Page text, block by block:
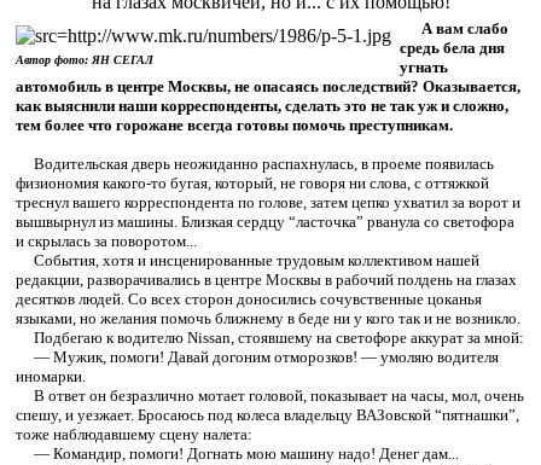
Автор фото: ЯН СЕГАЛ
А вам слабо
средь бела дня
угнать
автомобиль в центре Москвы, не опасаясь последствий? Оказывается,
как выяснили наши корреспонденты, сделать это не так уж и сложно,
тем более что горожане всегда готовы помочь преступникам.
Водительская дверь неожиданно распахнулась, в проеме появилась
физиономия какого-то бугая, который, не говоря ни слова, с оттяжкой
треснул вашего корреспондента по голове, затем цепко ухватил за ворот и
вышвырнул из машины. Близкая сердцу “ласточка” рванула со светофора
и скрылась за поворотом...
События, хотя и инсценированные трудовым коллективом нашей
редакции, разворачивались в центре Москвы в рабочий полдень на глазах
десятков людей. Со всех сторон доносились сочувственные цоканья
языками, но желания помочь ближнему в беде ни у кого так и не возникло.
Подбегаю к водителю Nissan, стоявшему на светофоре аккурат за мной:
— Мужик, помоги! Давай догоним отморозков! — умоляю водителя
иномарки.
В ответ он безразлично мотает головой, показывает на часы, мол, очень
спешу, и уезжает. Бросаюсь под колеса владельцу ВАЗовской “пятнашки”,
тоже наблюдавшему сцену налета:
— Командир, помоги! Догнать мою машину надо! Денег дам...